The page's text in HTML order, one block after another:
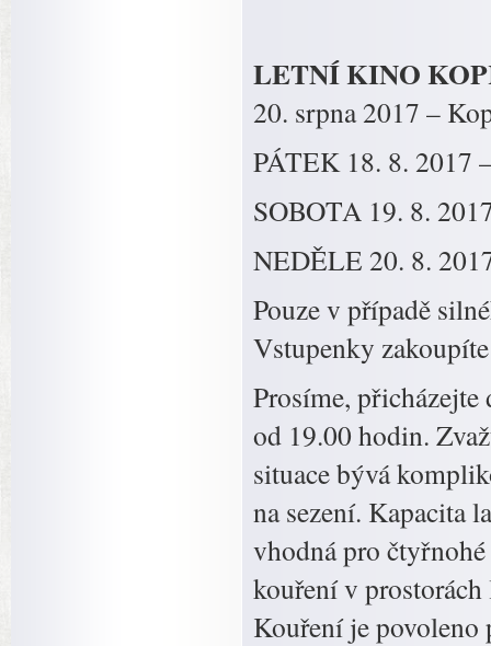
LETNÍ KINO
20. srpna 2017 –
PÁTEK 18. 8. 2017
SOBOTA 19. 8.
NEDĚLE 20. 8.
Pouze v případě
Vstupenky
Prosíme,
od 19.00 hodin.
situace bývá
na sezení. Kapacita
vhodná pro
kouření v
Kouření je povoleno